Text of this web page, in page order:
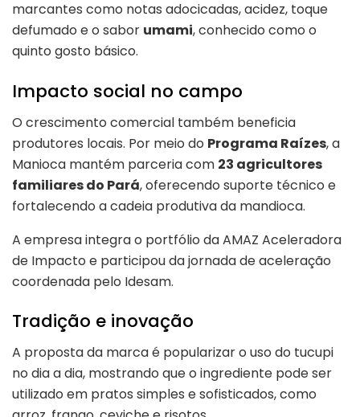
marcantes como notas adocicadas, acidez, toque
defumado e o sabor umami, conhecido como o
quinto gosto básico.
Impacto social no campo
O crescimento comercial também beneficia
produtores locais. Por meio do Programa Raízes, a
Manioca mantém parceria com 23 agricultores
familiares do Pará, oferecendo suporte técnico e
fortalecendo a cadeia produtiva da mandioca.
A empresa integra o portfólio daAMAZ Aceleradora
de Impacto e participou da jornada de aceleração
coordenada pelo Idesam.
Tradição e inovação
A proposta da marca é popularizar o uso do tucupi
no dia a dia, mostrando que o ingrediente pode ser
utilizado em pratos simples e sofisticados, como